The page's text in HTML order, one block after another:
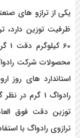
ظرفیت توزین دارد،
60کیلوگرم دقت 1
محصولات شرکت
استاندارد های روز
رادواگ 1
توزین دقت فوق